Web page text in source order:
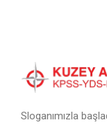
Sloganımızla